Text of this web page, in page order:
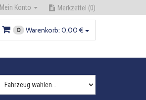
Mein Konto Merkzettel (0)
0 Warenkorb: 0,00 €